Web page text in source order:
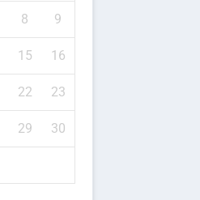
8 9
15 16
22 23
29 30